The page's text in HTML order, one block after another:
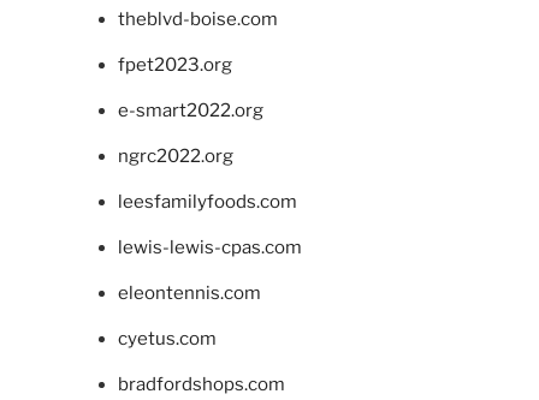
theblvd-boise.com
fpet2023.org
e-smart2022.org
ngrc2022.org
leesfamilyfoods.com
lewis-lewis-cpas.com
eleontennis.com
cyetus.com
bradfordshops.com